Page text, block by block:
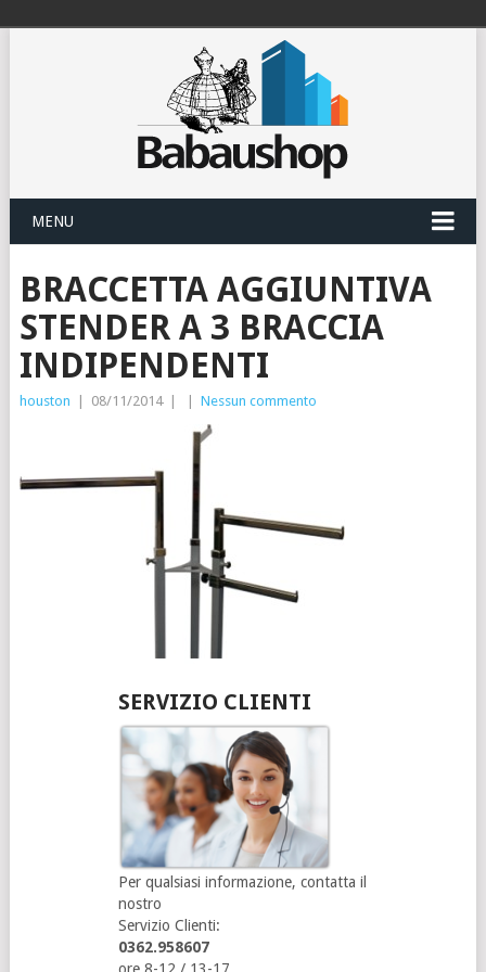
MENU
BRACCETTA AGGIUNTIVA
STENDER A 3 BRACCIA
INDIPENDENTI
houston 08/11/2014 Nessun commento
SERVIZIO CLIENTI
Per qualsiasi informazione, contatta il
nostro
Servizio Clienti:
0362.958607